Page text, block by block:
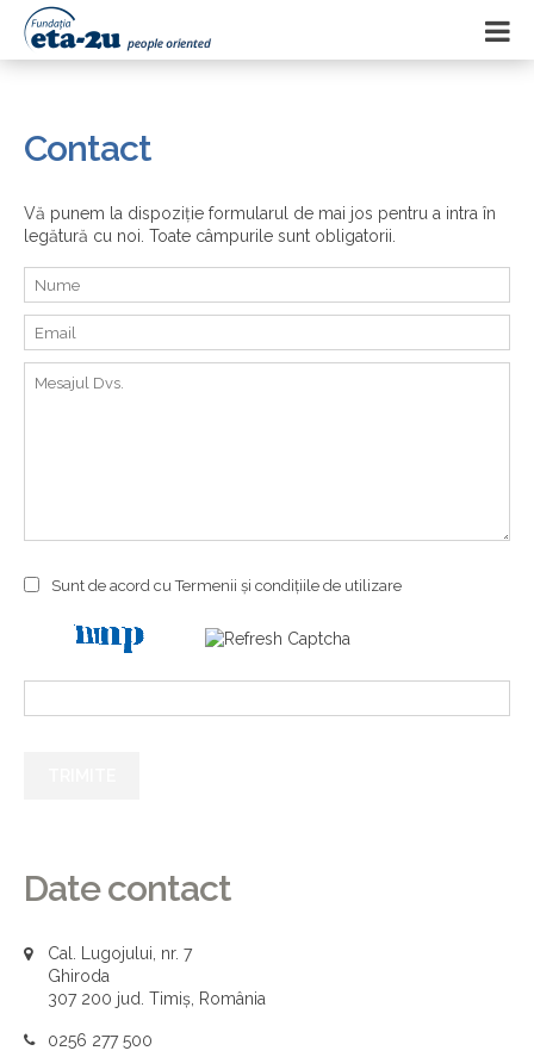
Contact
Vă punem la dispoziție formularul de mai jos pentru a intra în
legătură cu noi. Toate câmpurile sunt obligatorii.
Sunt de acord cu Termenii și condițiile de utilizare
Date contact
Cal. Lugojului, nr. 7
Ghiroda
307 200 jud. Timiș, România
0256 277 500